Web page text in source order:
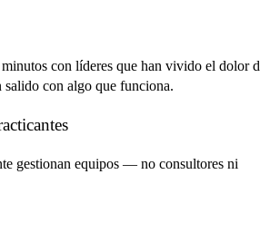
con líderes que han vivido el dolor
con algo que funciona.
gestionan equipos — no consultores ni